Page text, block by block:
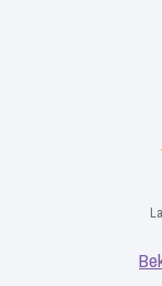
Inclusief een
Inclusief een